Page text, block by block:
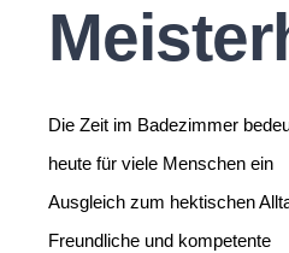
Die Zeit im Badezimmer
heute für viele Menschen ein
Ausgleich zum hektischen
Freundliche und kompetente